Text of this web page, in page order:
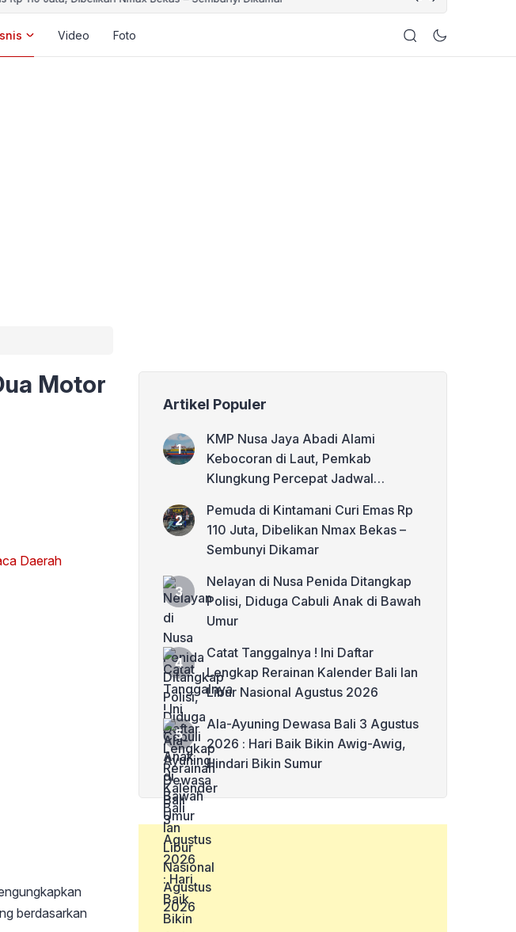
Video Foto
Motor
berdasarkan
Artikel Populer
KMP Nusa Jaya Abadi Alami
Kebocoran di Laut, Pemkab
Klungkung Percepat Jadwal
Pemuda di Kintamani Curi Emas Rp
110 Juta, Dibelikan Nmax Bekas –
Sembunyi Dikamar
Nelayan di Nusa Penida Ditangkap
Polisi, Diduga Cabuli Anak di Bawah
Umur
Catat Tanggalnya ! Ini Daftar
Lengkap Rerainan Kalender Bali lan
Libur Nasional Agustus 2026
Ala-Ayuning Dewasa Bali 3 Agustus
2026 : Hari Baik Bikin Awig-Awig,
Hindari Bikin Sumur